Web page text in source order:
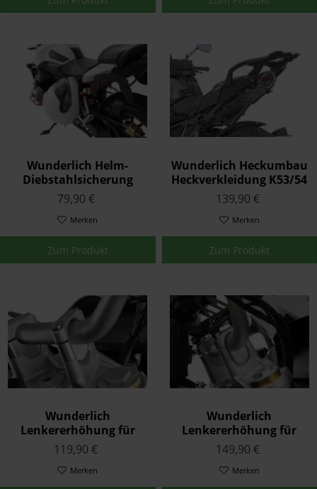
Wunderlich Helm-
Diebstahlsicherung
Helm-Lock R 1200 R/RS
LC K53/54
79,90 €
Merken
Zum Produkt
Wunderlich Heckumbau
Heckverkleidung K53/54
139,90 €
Merken
Zum Produkt
Wunderlich
Lenkererhöhung für
Modelle ohne BMW Navi
25mm Silber K53/54
119,90 €
Merken
Wunderlich
Lenkererhöhung für
Modelle mit BMW Navi
K53/54
149,90 €
Merken